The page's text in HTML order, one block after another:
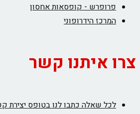
פרופרש - קופסאות אחסון
המרכז הידרופוני
צרו איתנו קשר
לכל שאלה כתבו לנו בטופס יצירת